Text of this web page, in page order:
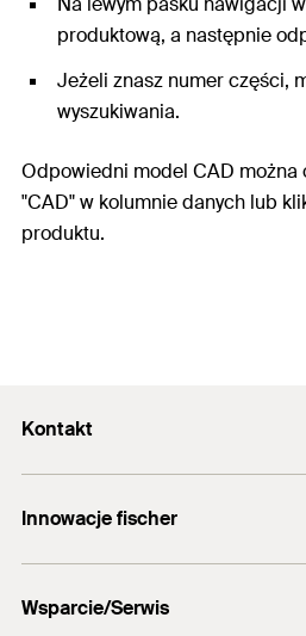
produktową, a następnie
Jeżeli znasz numer części,
wyszukiwania.
Odpowiedni model CAD można
"CAD" w kolumnie danych lub
produktu.
Kontakt
info@fischerpolska.pl
12 290 08 80
Innowacje fischer
fischer FAZ II
Wsparcie/Serwis